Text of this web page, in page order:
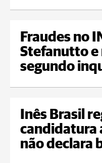
Fraudes no
Stefanutto e
segundo
Inês Brasil
candidatura
não declara